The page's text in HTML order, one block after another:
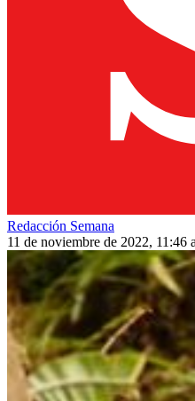
Redacción Semana
11 de noviembre de 2022, 11:46